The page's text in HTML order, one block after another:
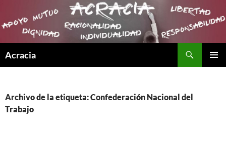
Acracia
Archivo de la etiqueta: Confederación Nacional del
Trabajo